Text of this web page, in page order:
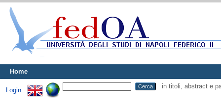
Home
Login
in titoli, abstract e